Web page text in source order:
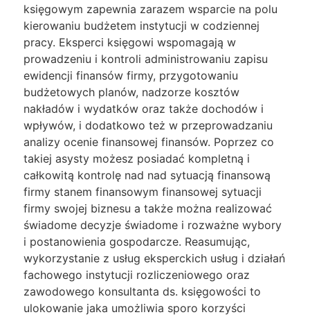
księgowym zapewnia zarazem wsparcie na polu
kierowaniu budżetem instytucji w codziennej
pracy. Eksperci księgowi wspomagają w
prowadzeniu i kontroli administrowaniu zapisu
ewidencji finansów firmy, przygotowaniu
budżetowych planów, nadzorze kosztów
nakładów i wydatków oraz także dochodów i
wpływów, i dodatkowo też w przeprowadzaniu
analizy ocenie finansowej finansów. Poprzez co
takiej asysty możesz posiadać kompletną i
całkowitą kontrolę nad nad sytuacją finansową
firmy stanem finansowym finansowej sytuacji
firmy swojej biznesu a także można realizować
świadome decyzje świadome i rozważne wybory
i postanowienia gospodarcze. Reasumując,
wykorzystanie z usług eksperckich usług i działań
fachowego instytucji rozliczeniowego oraz
zawodowego konsultanta ds. księgowości to
ulokowanie jaka umożliwia sporo korzyści